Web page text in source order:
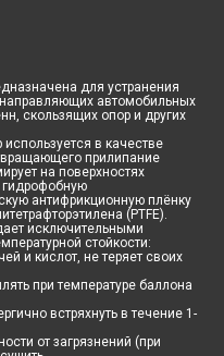
для устранения
автомобильных
скользящих опор и других
в качестве
прилипание
на поверхностях
гидрофобную
антифрикционную плёнку
(PTFE).
исключительными
стойкости:
и кислот, не теряет своих
при температуре баллона
встряхнуть в течение 1-
от загрязнений (при